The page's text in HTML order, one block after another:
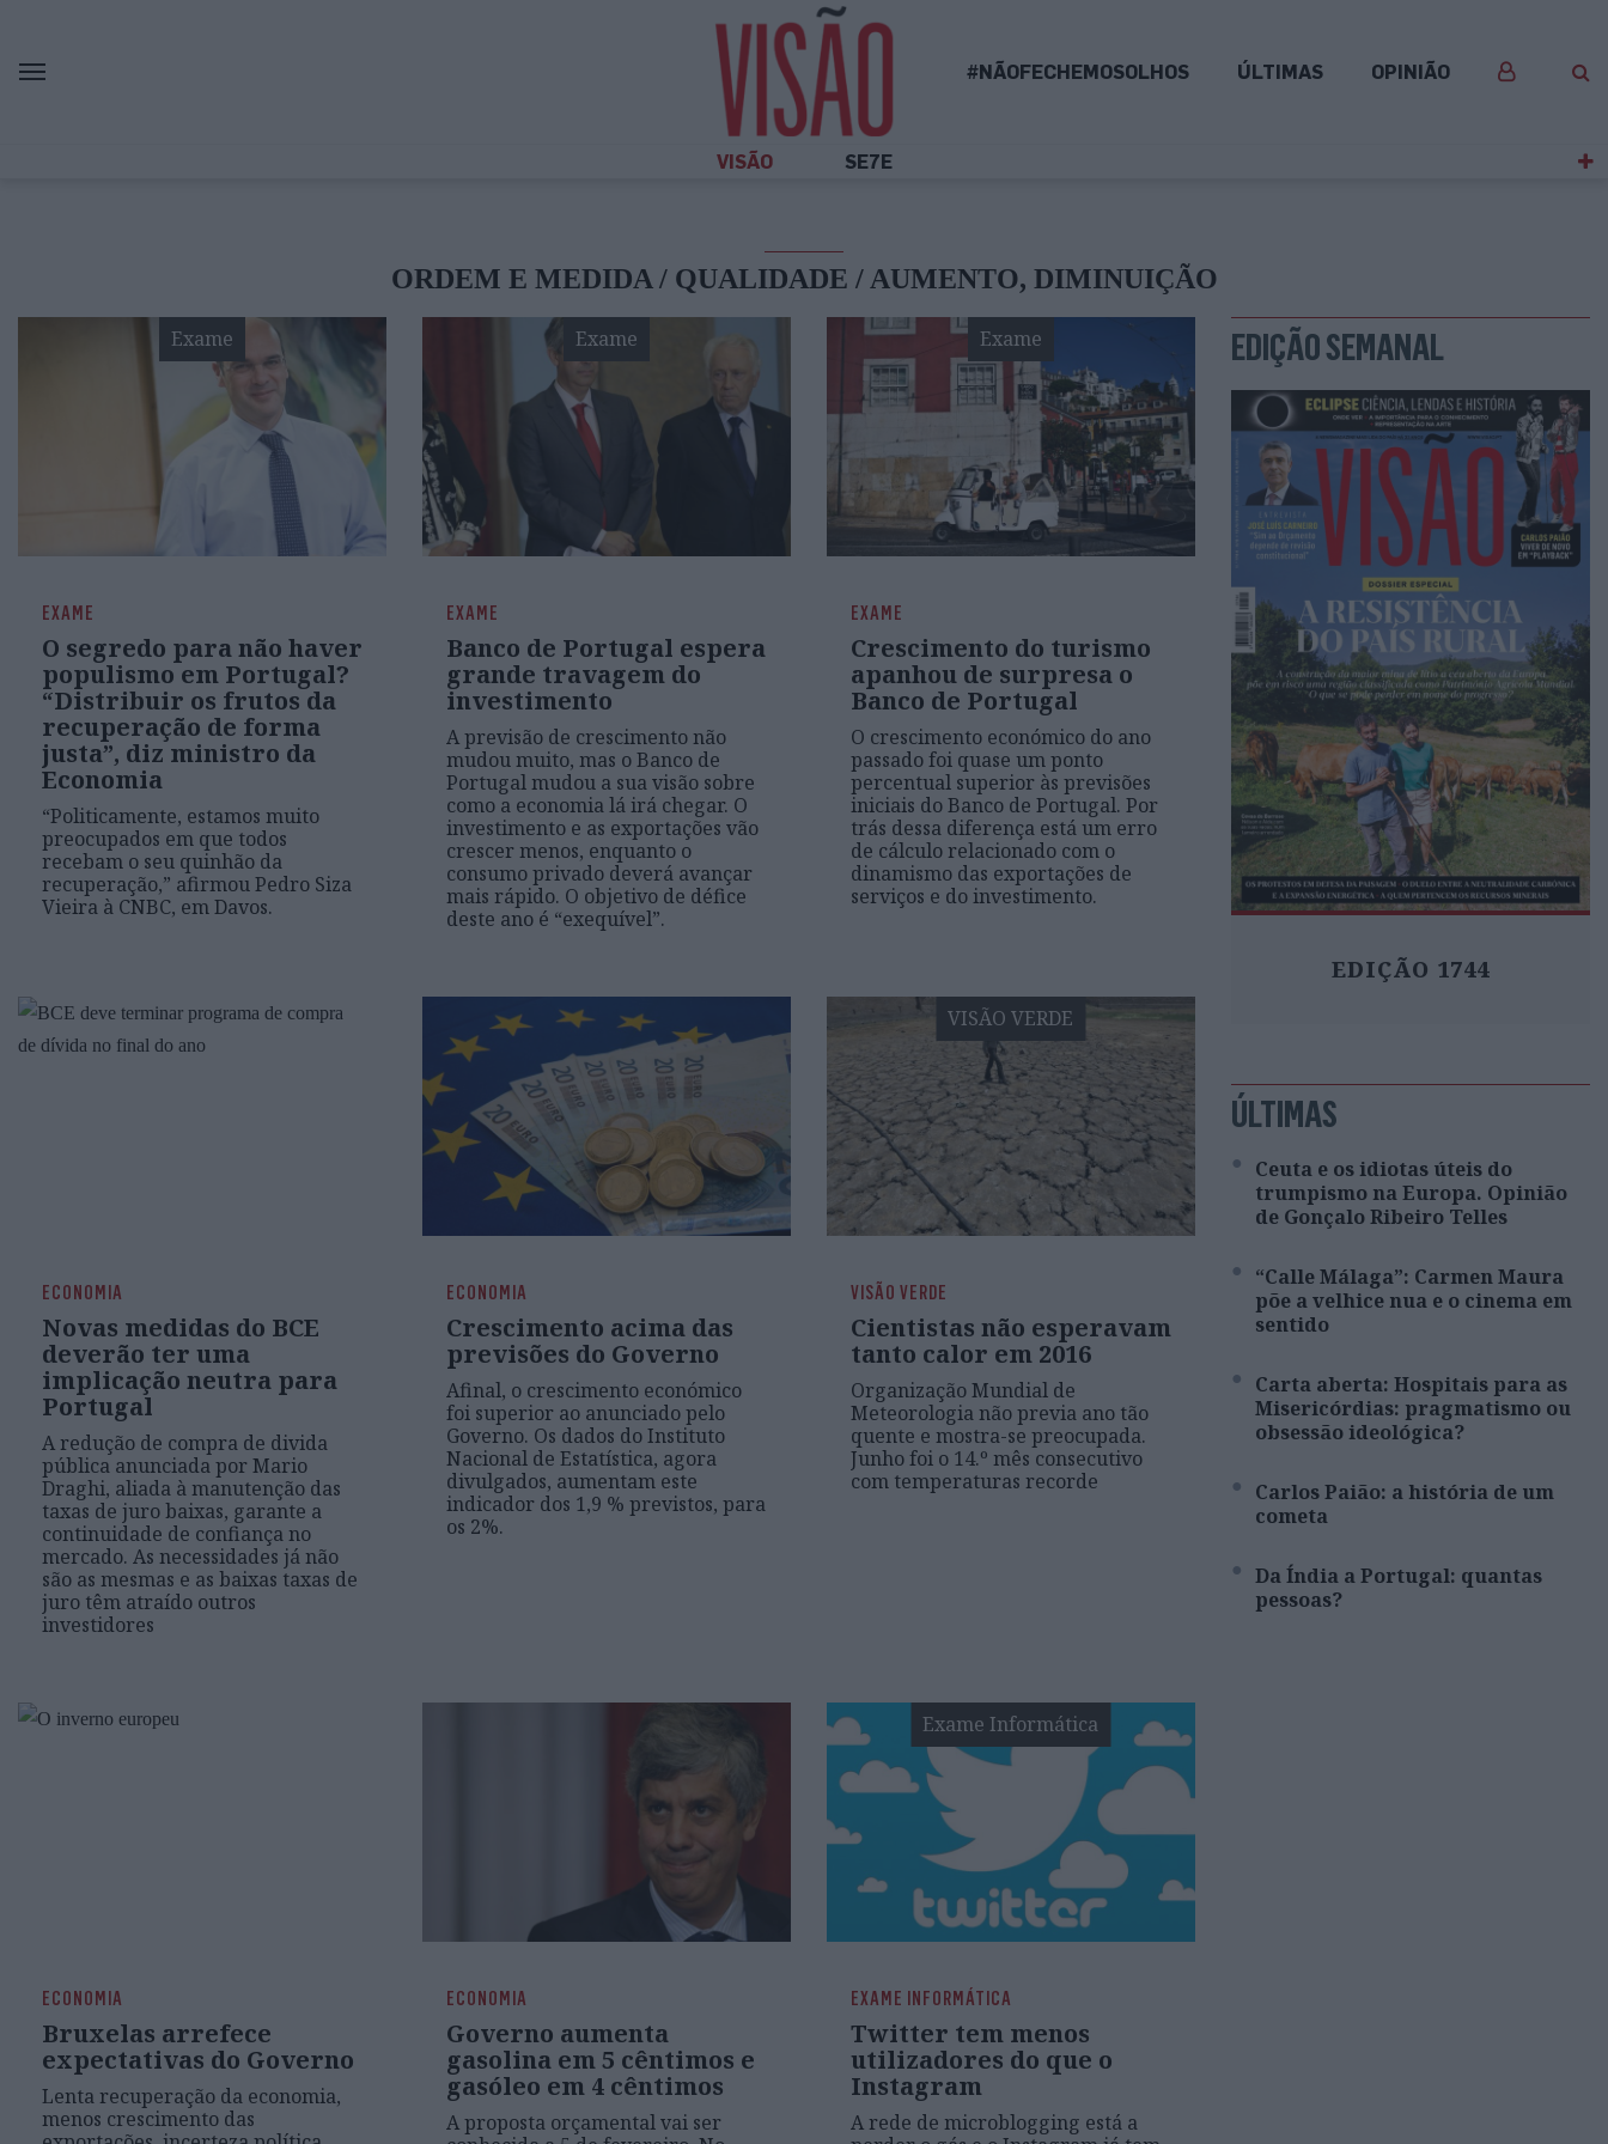
#NÃOFECHEMOSOLHOS ÚLTIMAS OPINIÃO
VISÃO SE7E
ORDEM E MEDIDA / QUALIDADE / AUMENTO, DIMINUIÇÃO
Exame
EXAME
O segredo para não haver
populismo em Portugal?
“Distribuir os frutos da
recuperação de forma
justa”, diz ministro da
Economia
“Politicamente, estamos muito
preocupados em que todos
recebam o seu quinhão da
recuperação,” afirmou Pedro Siza
Vieira à CNBC, em Davos.
Exame
EXAME
Banco de Portugal espera
grande travagem do
investimento
A previsão de crescimento não
mudou muito, mas o Banco de
Portugal mudou a sua visão sobre
como a economia lá irá chegar. O
investimento e as exportações vão
crescer menos, enquanto o
consumo privado deverá avançar
mais rápido. O objetivo de défice
deste ano é “exequível”.
Exame
EXAME
Crescimento do turismo
apanhou de surpresa o
Banco de Portugal
O crescimento económico do ano
passado foi quase um ponto
percentual superior às previsões
iniciais do Banco de Portugal. Por
trás dessa diferença está um erro
de cálculo relacionado com o
dinamismo das exportações de
serviços e do investimento.
ECONOMIA
Novas medidas do BCE
deverão ter uma
implicação neutra para
Portugal
A redução de compra de divida
pública anunciada por Mario
Draghi, aliada à manutenção das
taxas de juro baixas, garante a
continuidade de confiança no
mercado. As necessidades já não
são as mesmas e as baixas taxas de
juro têm atraído outros
investidores
ECONOMIA
Crescimento acima das
previsões do Governo
Afinal, o crescimento económico
foi superior ao anunciado pelo
Governo. Os dados do Instituto
Nacional de Estatística, agora
divulgados, aumentam este
indicador dos 1,9 % previstos, para
os 2%.
VISÃO VERDE
VISÃO VERDE
Cientistas não esperavam
tanto calor em 2016
Organização Mundial de
Meteorologia não previa ano tão
quente e mostra-se preocupada.
Junho foi o 14.º mês consecutivo
com temperaturas recorde
ECONOMIA
Bruxelas arrefece
expectativas do Governo
Lenta recuperação da economia,
menos crescimento das
ECONOMIA
Governo aumenta
gasolina em 5 cêntimos e
gasóleo em 4 cêntimos
A proposta orçamental vai ser
Exame Informática
EXAME INFORMÁTICA
Twitter tem menos
utilizadores do que o
Instagram
A rede de microblogging está a
EDIÇÃO SEMANAL
EDIÇÃO 1744
ÚLTIMAS
Ceuta e os idiotas úteis do
trumpismo na Europa. Opinião
de Gonçalo Ribeiro Telles
“Calle Málaga”: Carmen Maura
põe a velhice nua e o cinema em
sentido
Carta aberta: Hospitais para as
Misericórdias: pragmatismo ou
obsessão ideológica?
Carlos Paião: a história de um
cometa
Da Índia a Portugal: quantas
pessoas?